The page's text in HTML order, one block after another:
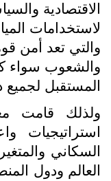
الاقتصادية
لاستخدامات
والتي تعد أمن
والشعوب سواء
المستقبل لجميع
ولذلك قامت
استراتيجيات
السكاني
العالم ودول